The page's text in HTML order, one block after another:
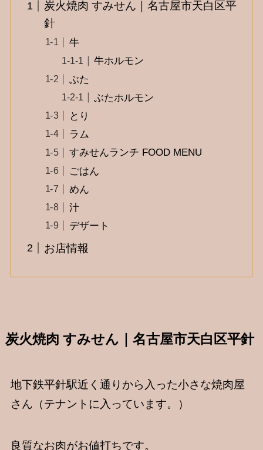
炭火焼肉 すみせん｜名古屋市天白区平
針
牛
牛ホルモン
ぶた
ぶたホルモン
とり
ラム
すみせんランチ FOOD MENU
ごはん
めん
汁
デザート
お店情報
炭火焼肉 すみせん｜名古屋市天白区平針
地下鉄平針駅近く通りから入った小さな焼肉屋
さん（テナントに入っています。）
良質なお肉がお値打ちです。